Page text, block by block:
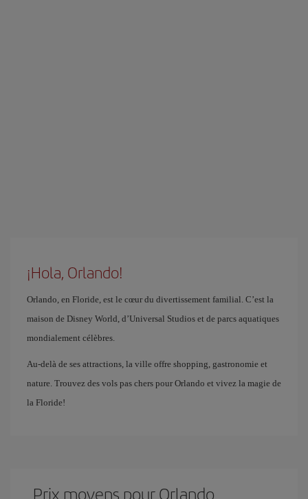
¡Hola, Orlando!
Orlando, en Floride, est le cœur du divertissement familial. C’est la
maison de Disney World, d’Universal Studios et de parcs aquatiques
mondialement célèbres.
Au-delà de ses attractions, la ville offre shopping, gastronomie et
nature. Trouvez des vols pas chers pour Orlando et vivez la magie de
la Floride!
Prix ​​moyens pour Orlando